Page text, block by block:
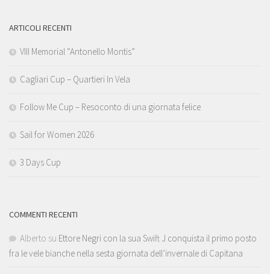
ARTICOLI RECENTI
VIII Memorial “Antonello Montis”
Cagliari Cup – Quartieri In Vela
Follow Me Cup – Resoconto di una giornata felice
Sail for Women 2026
3 Days Cup
COMMENTI RECENTI
Alberto su Ettore Negri con la sua Swift J conquista il primo posto
fra le vele bianche nella sesta giornata dell’invernale di Capitana